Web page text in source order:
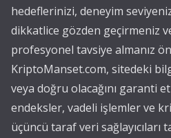
hedeflerinizi, deneyim
dikkatlice gözden geçirmeniz
profesyonel tavsiye almanız
KriptoManset.com, sitedeki
veya doğru olacağını garanti
endeksler, vadeli işlemler ve
üçüncü taraf veri sağlayıcıları